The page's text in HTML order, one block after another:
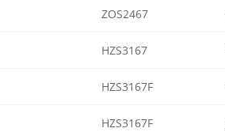
ZOS2467
HZS3167
HZS3167F
HZS3167F